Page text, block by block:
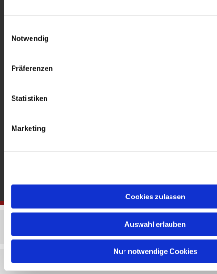
Notwendig
Präferenzen
Statistiken
Marketing
Cookies zulassen
Auswahl erlauben
Nur notwendige Cookies
Heckerdamm 230, 13627 Berlin |
Offene Kirche: Täglich 08-18 Uhr
Impressum Datenschutzerklärung
ChurchDesk-